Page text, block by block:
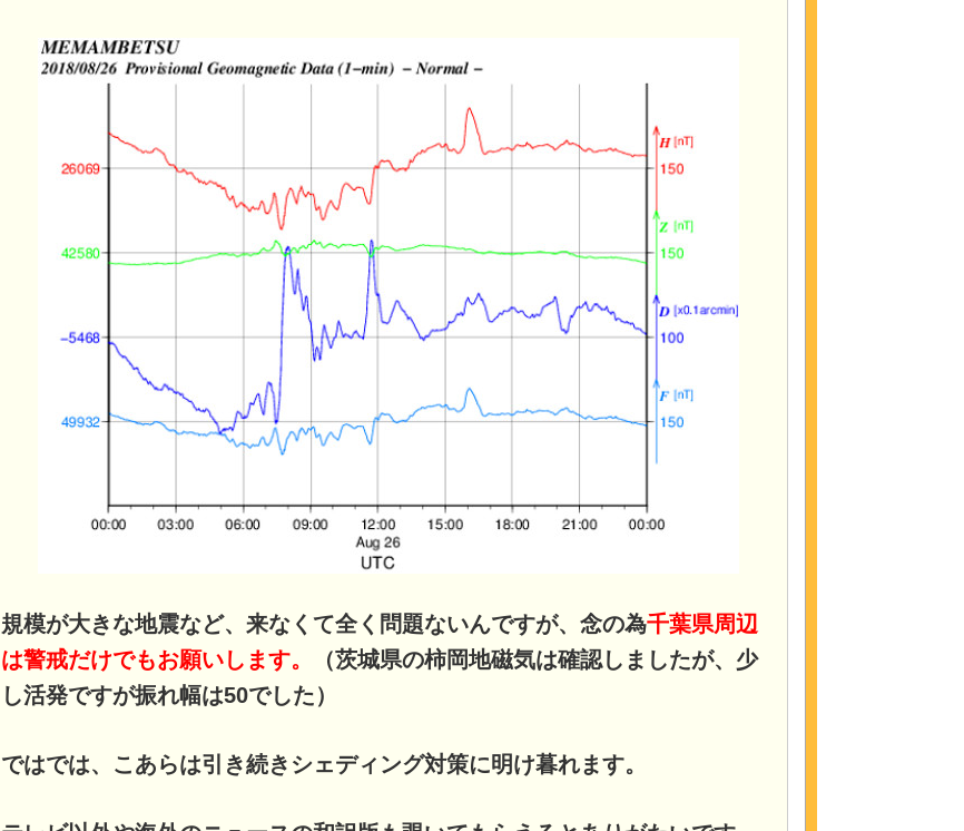
規模が大きな地震など、来なくて全く問題ないんですが、念の為千葉県周辺
は警戒だけでもお願いします。
（茨城県の柿岡地磁気は確認しましたが、少
し活発ですが振れ幅は50でした）
ではでは、こあらは引き続きシェディング対策に明け暮れます。